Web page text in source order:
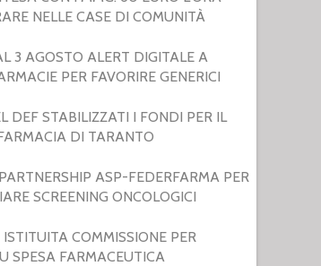
NELLE CASE DI COMUNITÀ
3 AGOSTO ALERT DIGITALE A
PER FAVORIRE GENERICI
DEF STABILIZZATI I FONDI PER IL
DI TARANTO
ASP-FEDERFARMA PER
SCREENING ONCOLOGICI
ISTITUITA COMMISSIONE PER
SPESA FARMACEUTICA